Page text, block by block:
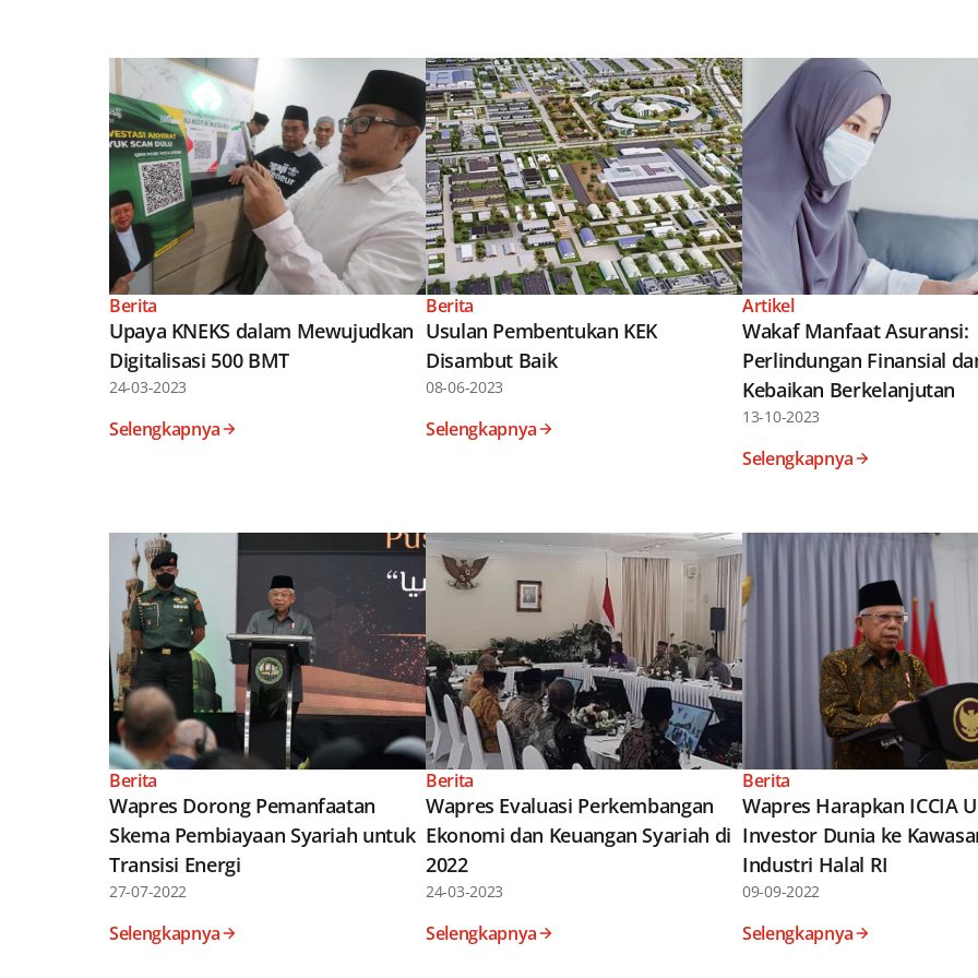
Berita
Upaya KNEKS dalam Mewujudkan
Digitalisasi 500 BMT
24-03-2023
Selengkapnya
Berita
Usulan Pembentukan KEK
Disambut Baik
08-06-2023
Selengkapnya
Artikel
Wakaf Manfaat Asuransi:
Perlindungan Finansial
Kebaikan Berkelanjutan
13-10-2023
Selengkapnya
Berita
Wapres Dorong Pemanfaatan
Skema Pembiayaan Syariah untuk
Transisi Energi
27-07-2022
Selengkapnya
Berita
Wapres Evaluasi Perkembangan
Ekonomi dan Keuangan Syariah di
2022
24-03-2023
Selengkapnya
Berita
Wapres Harapkan ICCIA
Investor Dunia ke
Industri Halal RI
09-09-2022
Selengkapnya